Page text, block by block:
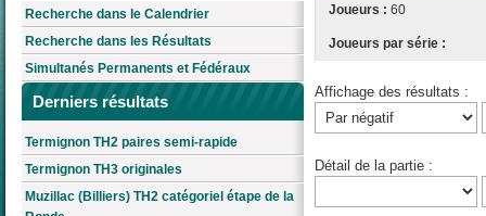
Recherche dans le Calendrier
Recherche dans les Résultats
Simultanés Permanents et Fédéraux
Derniers résultats
Termignon TH2 paires semi-rapide
Termignon TH3 originales
Muzillac (Billiers) TH2 catégoriel étape de la
Joueurs : 60
Joueurs par série :
Affichage des résultats :
Détail de la partie :